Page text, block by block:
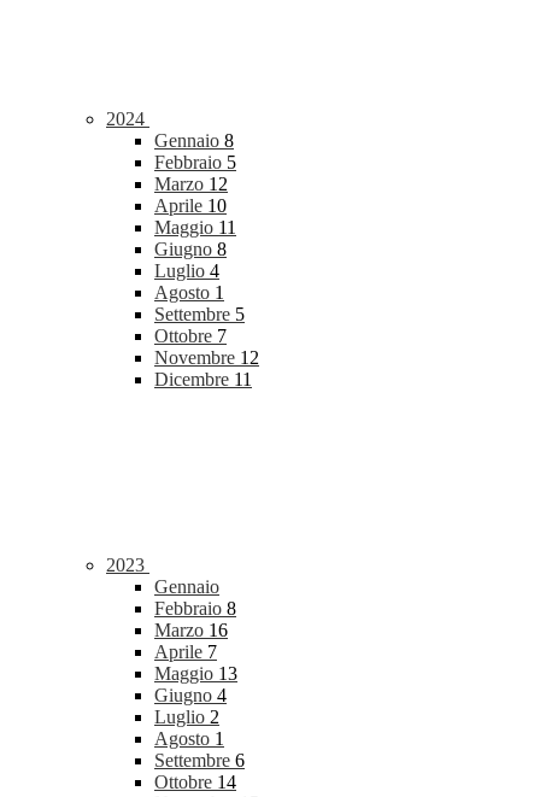
2024
Gennaio 8
Febbraio 5
Marzo 12
Aprile 10
Maggio 11
Giugno 8
Luglio 4
Agosto 1
Settembre 5
Ottobre 7
Novembre 12
Dicembre 11
2023
Gennaio
Febbraio 8
Marzo 16
Aprile 7
Maggio 13
Giugno 4
Luglio 2
Agosto 1
Settembre 6
Ottobre 14